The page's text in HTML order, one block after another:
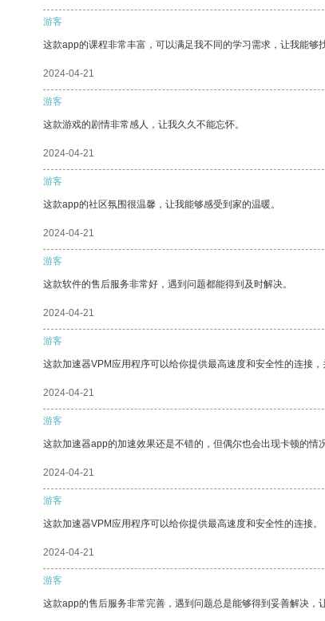
游客
这款app的课程非常丰富，可以满足我不同的学习需求，让我能够
2024-04-21
游客
这款游戏的剧情非常感人，让我久久不能忘怀。
2024-04-21
游客
这款app的社区氛围很温馨，让我能够感受到家的温暖。
2024-04-21
游客
这款软件的售后服务非常好，遇到问题都能得到及时解决。
2024-04-21
游客
这款加速器VPM应用程序可以给你提供最高速度和安全性的连接，
2024-04-21
游客
这款加速器app的加速效果还是不错的，但偶尔也会出现卡顿的情
2024-04-21
游客
这款加速器VPM应用程序可以给你提供最高速度和安全性的连接。
2024-04-21
游客
这款app的售后服务非常完善，遇到问题总是能够得到妥善解决，